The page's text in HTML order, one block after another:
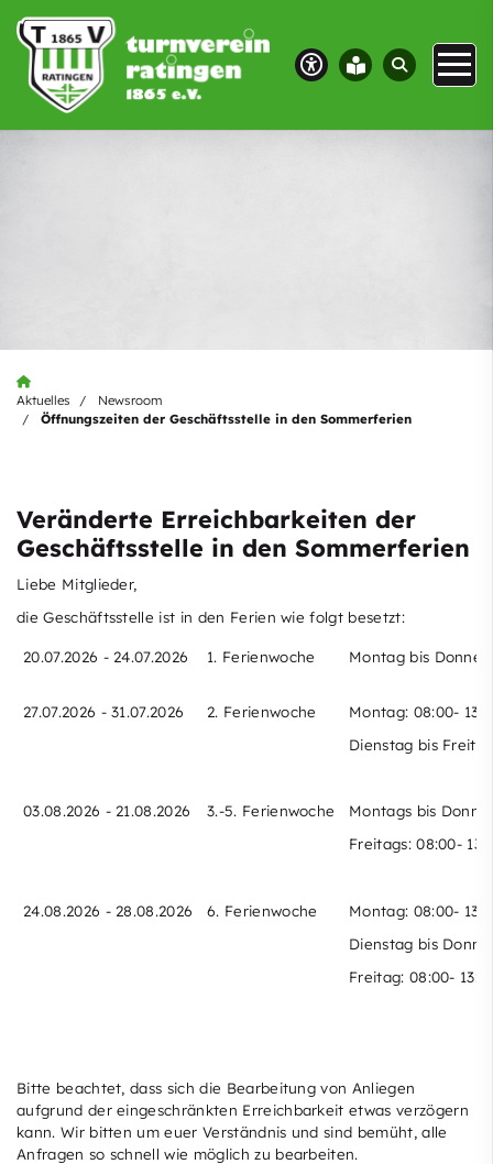
Aktuelles
Newsroom
Öffnungszeiten der Geschäftsstelle in den Sommerferien
Veränderte Erreichbarkeiten der
Geschäftsstelle in den Sommerferien
Liebe Mitglieder,
die Geschäftsstelle ist in den Ferien wie folgt besetzt:
20.07.2026 - 24.07.2026 1. Ferienwoche Montag bis
27.07.2026 - 31.07.2026 2. Ferienwoche
Montag: 08:00-
Dienstag bis
03.08.2026 - 21.08.2026 3.-5. Ferienwoche
Montags bis
Freitags: 08:00-
24.08.2026 - 28.08.2026 6. Ferienwoche
Montag: 08:00-
Dienstag bis
Freitag: 08:00-
Bitte beachtet, dass sich die Bearbeitung von Anliegen
aufgrund der eingeschränkten Erreichbarkeit etwas verzögern
kann. Wir bitten um euer Verständnis und sind bemüht, alle
Anfragen so schnell wie möglich zu bearbeiten.